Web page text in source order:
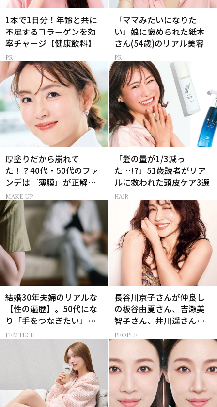
1本で1日分！年齢と共に
不足するコラーゲンを効
率チャージ【健康飲料】
「ママみたいになりた
い」娘に褒められた紙本
さん(54歳)のリアル美容
厚塗りだから崩れて
た！？40代・50代のファ
ンデは『薄膜』が正解で
した
MAKE UP
「髪の量が1/3減っ
た…!?」51歳読者がリア
ルに救われた頭皮ケア3選
HAIR
結婚30年夫婦のリアルな
【性の遍歴】。50代にな
り「手をつなぎたい」と
願う理由とは
FEMTECH
長谷川京子さんが仲良し
の板谷由夏さん、吉瀬美
智子さん、井川遥さんと
集まる理由は…
PEOPLE